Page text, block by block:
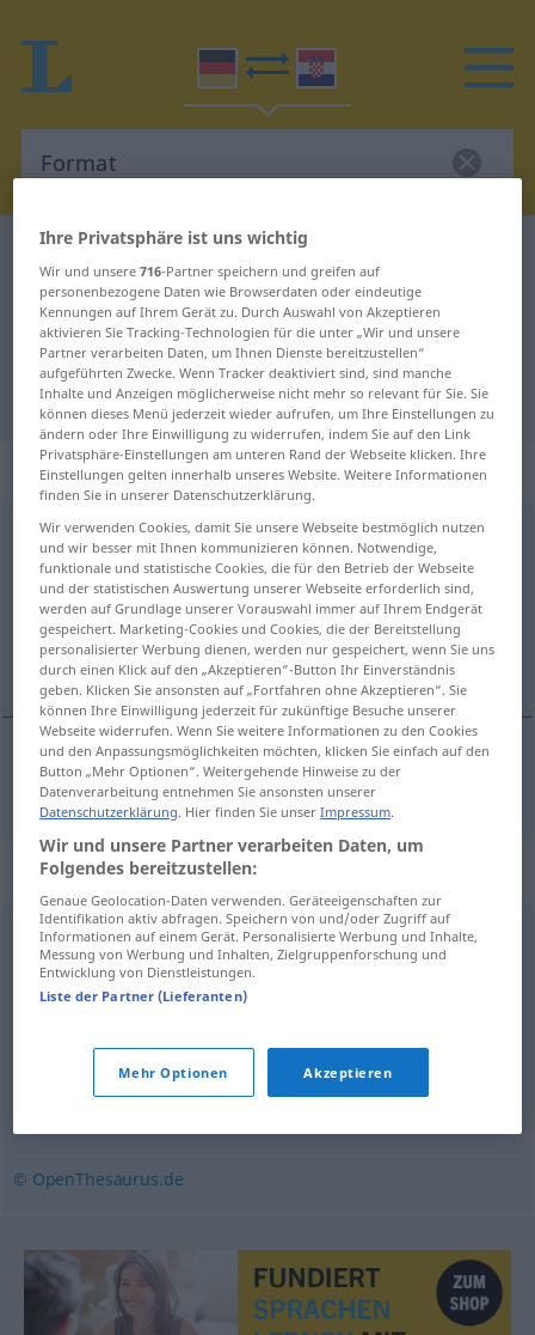
Deutsch-Kroatisch Wörterbuch
Deutsch-Kroatisch Übersetzung für
"Format"
"Format" Kroatisch Übersetzung
„Format“: Neutrum
Formatn <-s;-e>
Übersicht aller Übersetzungen
(Für mehr Details die Übersetzung anklicken/antippen)
format
format Format
Synonyme für "Format"
Gemüt,Temperament,Natur,Naturell,Eigenart,
Charakter,Persönlichkeit,
Ausmaß,Liga (ugs.) ,Größe,Kaliber (ugs.,
© OpenThesaurus.de
Ihre Privatsphäre ist uns wichtig
Wir und unsere716-Partner speichern und greifen auf
personenbezogene Daten wie Browserdaten oder eindeutige
Kennungen auf Ihrem Gerät zu. Durch Auswahl von Akzeptieren
aktivieren Sie Tracking-Technologien für die unter „Wir und unsere
Partner verarbeiten Daten, um Ihnen Dienste bereitzustellen“
aufgeführten Zwecke. Wenn Tracker deaktiviert sind, sind manche
Inhalte und Anzeigen möglicherweise nicht mehr so relevant für Sie. Sie
können dieses Menü jederzeit wieder aufrufen, um Ihre Einstellungen zu
ändern oder Ihre Einwilligung zu widerrufen, indem Sie auf den Link
Privatsphäre-Einstellungen am unteren Rand der Webseite klicken. Ihre
Einstellungen gelten innerhalb unseres Website. Weitere Informationen
finden Sie in unserer Datenschutzerklärung.
Wir verwenden Cookies, damit Sie unsere Webseite bestmöglich nutzen
und wir besser mit Ihnen kommunizieren können. Notwendige,
funktionale und statistische Cookies, die für den Betrieb der Webseite
und der statistischen Auswertung unserer Webseite erforderlich sind,
werden auf Grundlage unserer Vorauswahl immer auf Ihrem Endgerät
gespeichert. Marketing-Cookies und Cookies, die der Bereitstellung
personalisierter Werbung dienen, werden nur gespeichert, wenn Sie uns
durch einen Klick auf den „Akzeptieren“-Button Ihr Einverständnis
geben. Klicken Sie ansonsten auf „Fortfahren ohne Akzeptieren“. Sie
können Ihre Einwilligung jederzeit für zukünftige Besuche unserer
Webseite widerrufen. Wenn Sie weitere Informationen zu den Cookies
und den Anpassungsmöglichkeiten möchten, klicken Sie einfach auf den
Button „Mehr Optionen“. Weitergehende Hinweise zu der
Datenverarbeitung entnehmen Sie ansonsten unserer
Datenschutzerklärung. Hier finden Sie unserImpressum.
Wir und unsere Partner verarbeiten Daten, um
Folgendes bereitzustellen:
Genaue Geolocation-Daten verwenden. Geräteeigenschaften zur
Identifikation aktiv abfragen. Speichern von und/oder Zugriff auf
Informationen auf einem Gerät. Personalisierte Werbung und Inhalte,
Messung von Werbung und Inhalten, Zielgruppenforschung und
Entwicklung von Dienstleistungen.
Liste der Partner (Lieferanten)
Mehr Optionen Akzeptieren